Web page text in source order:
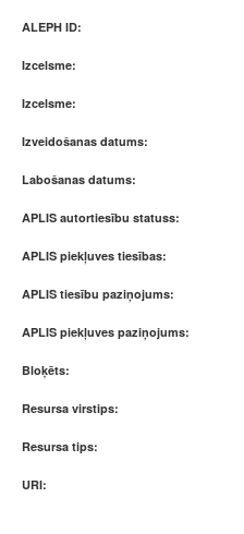
ALEPH ID:
Izcelsme:
Izcelsme:
Izveidošanas datums:
Labošanas datums:
APLIS autortiesību statuss:
APLIS piekļuves tiesības:
APLIS tiesību paziņojums:
APLIS piekļuves paziņojums:
Bloķēts:
Resursa virstips:
Resursa tips:
URI: